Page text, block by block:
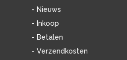
- Nieuws
- Inkoop
- Betalen
- Verzendkosten